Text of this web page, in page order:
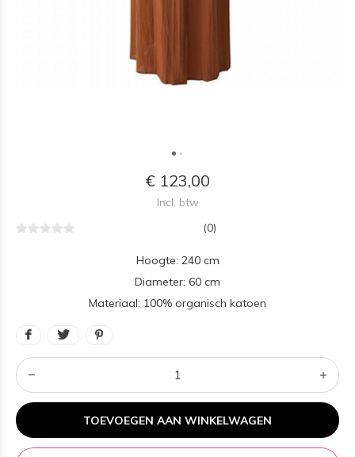
€ 123,00
Incl. btw
(0)
Hoogte: 240 cm
Diameter: 60 cm
Materiaal: 100% organisch katoen
TOEVOEGEN AAN WINKELWAGEN